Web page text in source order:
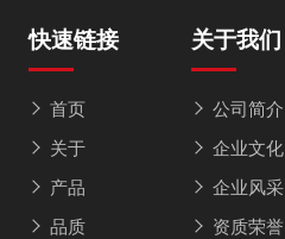
快速链接
首页
关于
产品
品质
关于我们
公司简介
企业文化
企业风采
资质荣誉